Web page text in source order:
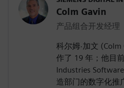
Colm Gavin
产品组合开发经理
科尔姆·加文
作了 19 年；他目
Industries
造部门的数字化推